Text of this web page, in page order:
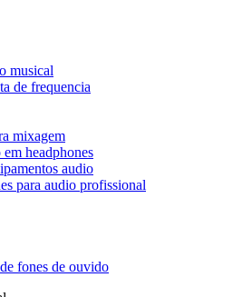
musical
de frequencia
mixagem
headphones
audio
para audio profissional
fones de ouvido